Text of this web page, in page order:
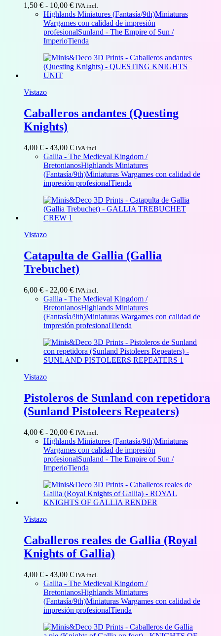
1,50 € - 10,00 €Rango
de
precios:
desde
1,50 €
10,00 €
IVA incl.
Highlands Miniatures (Fantasía/9th)Miniaturas
Wargames con calidad de impresión
profesionalSunland - The Empire of Sun /
ImperioTienda
Vistazo
Caballeros andantes (Questing
Knights)
4,00 € - 43,00 €Rango
de
precios:
desde
4,00 €
43,00 €
IVA incl.
Gallia - The Medieval Kingdom /
BretonianosHighlands Miniatures
(Fantasía/9th)Miniaturas Wargames con calidad de
impresión profesionalTienda
Vistazo
Catapulta de Gallia (Gallia
Trebuchet)
6,00 € - 22,00 €Rango
de
precios:
desde
6,00 €
22,00 €
IVA incl.
Gallia - The Medieval Kingdom /
BretonianosHighlands Miniatures
(Fantasía/9th)Miniaturas Wargames con calidad de
impresión profesionalTienda
Vistazo
Pistoleros de Sunland con repetidora
(Sunland Pistoleers Repeaters)
4,00 € - 20,00 €Rango
de
precios:
desde
4,00 €
20,00 €
IVA incl.
Highlands Miniatures (Fantasía/9th)Miniaturas
Wargames con calidad de impresión
profesionalSunland - The Empire of Sun /
ImperioTienda
Vistazo
Caballeros reales de Gallia (Royal
Knights of Gallia)
4,00 € - 43,00 €Rango
de
precios:
desde
4,00 €
43,00 €
IVA incl.
Gallia - The Medieval Kingdom /
BretonianosHighlands Miniatures
(Fantasía/9th)Miniaturas Wargames con calidad de
impresión profesionalTienda